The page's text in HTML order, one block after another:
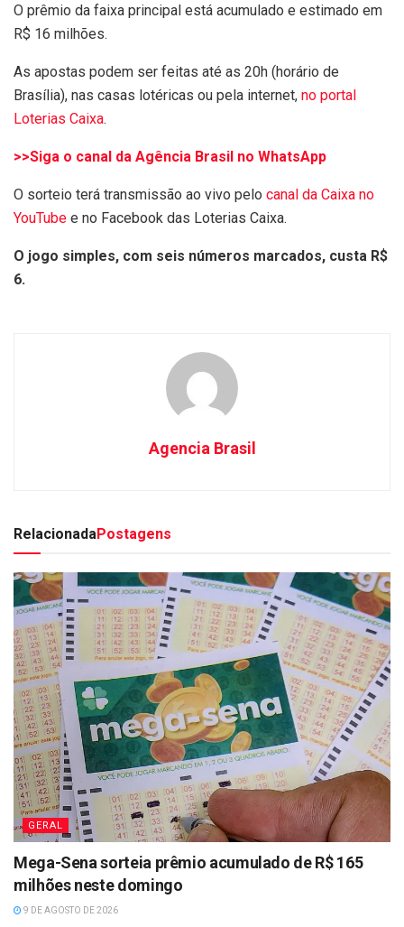
O prêmio da faixa principal está acumulado e estimado em
R$ 16 milhões.
As apostas podem ser feitas até as 20h (horário de
Brasília), nas casas lotéricas ou pela internet, no portal
Loterias Caixa.
>>Siga o canal da Agência Brasil no WhatsApp
O sorteio terá transmissão ao vivo pelo canal da Caixa no
YouTube e no Facebook das Loterias Caixa.
O jogo simples, com seis números marcados, custa R$
6.
Agencia Brasil
RelacionadaPostagens
GERAL
Mega-Sena sorteia prêmio acumulado de R$ 165
milhões neste domingo
9 DE AGOSTO DE 2026